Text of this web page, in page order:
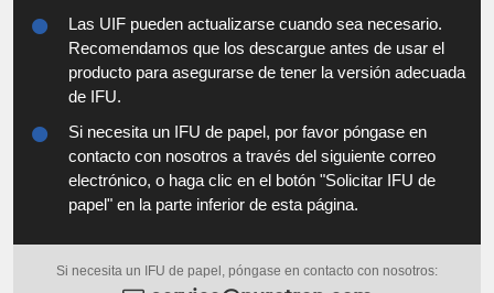
Las UIF pueden actualizarse cuando sea necesario.
Recomendamos que los descargue antes de usar el
producto para asegurarse de tener la versión adecuada
de IFU.
Si necesita un IFU de papel, por favor póngase en
contacto con nosotros a través del siguiente correo
electrónico, o haga clic en el botón "Solicitar IFU de
papel" en la parte inferior de esta página.
Si necesita un IFU de papel, póngase en contacto con nosotros: